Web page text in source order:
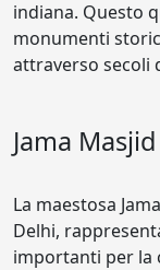
indiana. Questo
monumenti
attraverso secoli
Jama
La maestosa
Delhi,
importanti per la